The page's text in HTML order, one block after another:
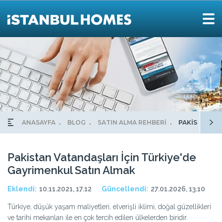
ANASAYFA BLOG SATIN ALMA REHBERİ PAKİSTAN
Pakistan Vatandaşları İçin Türkiye'de
Gayrimenkul Satın Almak
Eklendi: 10.11.2021, 17.12 Güncellendi: 27.01.2026, 13.10
Türkiye, düşük yaşam maliyetleri, elverişli iklimi, doğal güzellikleri
ve tarihi mekanları ile en çok tercih edilen ülkelerden biridir.